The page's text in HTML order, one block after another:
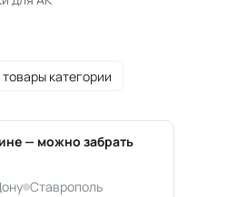
категории
— можно забрать
Ставрополь